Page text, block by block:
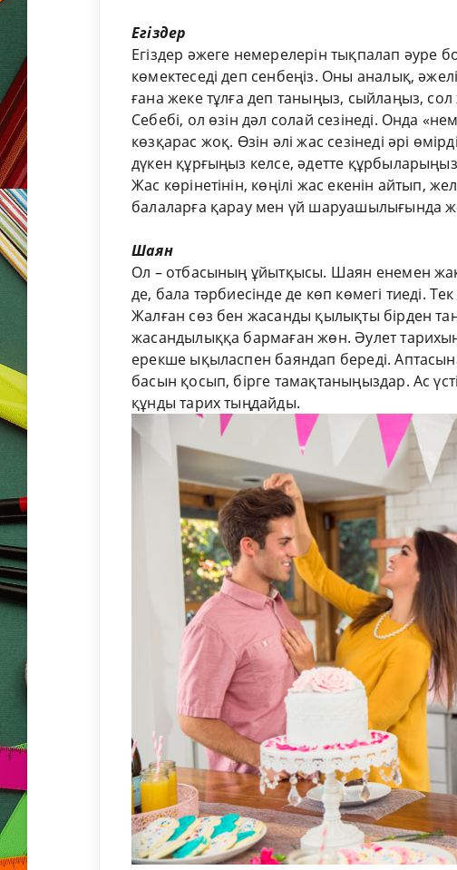
Егіздер
Егіздер әжеге немерелерін тықпалап
көмектеседі деп сенбеңіз. Оны аналық,
ғана жеке тұлға деп таныңыз, сыйлаңыз, сол
Себебі, ол өзін дәл солай сезінеді. Онда
көзқарас жоқ. Өзін әлі жас сезінеді әрі
дүкен құрғыңыз келсе, әдетте
Жас көрінетінін, көңілі жас екенін айтып,
балаларға қарау мен үй шаруашылығында
Шаян
Ол – отбасының ұйытқысы. Шаян енемен
де, бала тәрбиесінде де көп көмегі тиеді.
Жалған сөз бен жасанды қылықты бірден
жасандылыққа бармаған жөн. Әулет
ерекше ықыласпен баяндап береді.
басын қосып, бірге тамақтаныңыздар. Ас
құнды тарих тыңдайды.